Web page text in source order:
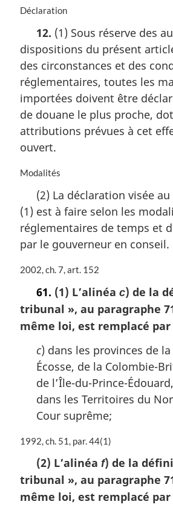
N
e
m
r
g
i
a
l
:
Déclaration
12. (1) Sous réserve des
dispositions du présent
des circonstances et des
réglementaires, toutes les
importées doivent être
de douane le plus proche,
attributions prévues à cet
ouvert.
N
e
m
r
i
l
e
Modalités
(2) La déclaration visée
(1) est à faire selon les
réglementaires de temps et
par le gouverneur en conseil.
N
e
a
2002, ch. 7, art. 152
61. (1) L’alinéa c) de la
tribunal », au paragraphe
même loi, est remplacé
c) dans les provinces de
Écosse, de la Colombie-
de l’Île-du-Prince-
dans les Territoires du
Cour suprême;
N
e
a
1992, ch. 51, par. 44(1)
(2) L’alinéa f) de la
tribunal », au paragraphe
même loi, est remplacé